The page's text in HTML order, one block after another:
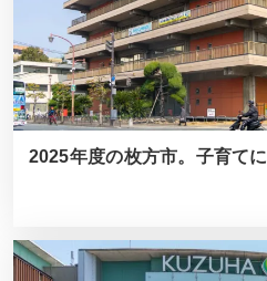
2025年度の枚方市。子育て